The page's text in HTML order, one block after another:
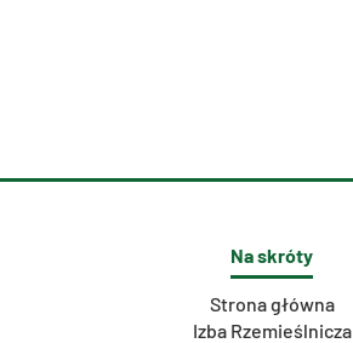
Na skróty
Strona główna
Izba Rzemieślnicza